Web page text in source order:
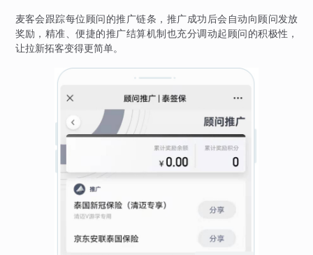
麦客会跟踪每位顾问的推广链条，推广成功后会自动向顾问发放
奖励，精准、便捷的推广结算机制也充分调动起顾问的积极性，
让拉新拓客变得更简单。